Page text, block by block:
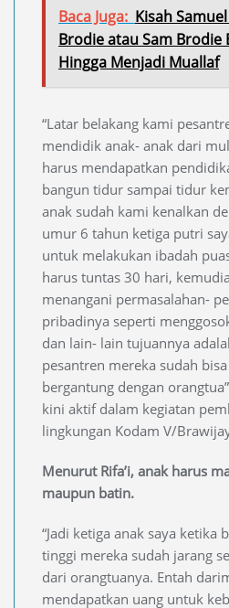
Baca Juga: Kisah
Brodie atau Sam Brodie
Hingga Menjadi Muallaf
“Latar belakang kami
mendidik anak- anak dari
harus mendapatkan
bangun tidur sampai tidur
anak sudah kami kenalkan
umur 6 tahun ketiga putri
untuk melakukan ibadah
harus tuntas 30 hari,
menangani permasalahan-
pribadinya seperti
dan lain- lain tujuannya
pesantren mereka sudah
bergantung dengan
kini aktif dalam kegiatan
lingkungan Kodam V/
Menurut Rifa’i, anak harus
maupun batin.
“Jadi ketiga anak saya ketika
tinggi mereka sudah jarang
dari orangtuanya. Entah
mendapatkan uang untuk